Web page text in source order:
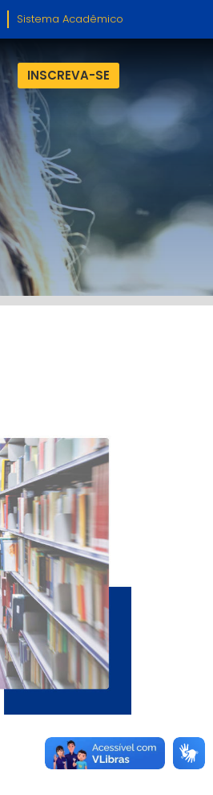
Sistema Acadêmico
INSCREVA-SE